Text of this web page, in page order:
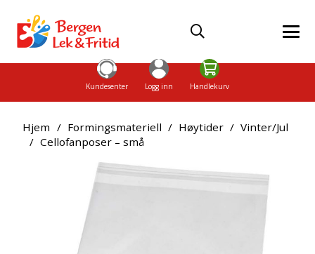
Kundesenter Logg inn Handlekurv
Hjem / Formingsmateriell / Høytider / Vinter/Jul
/ Cellofanposer – små